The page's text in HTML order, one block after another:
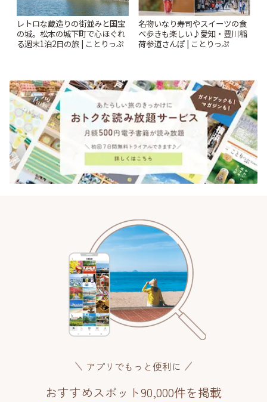
レトロな蔵造りの街並みと国宝
の城。松本の城下町で心ほぐれ
る週末1泊2日の旅 | ことりっぷ
名物いなり寿司やスイーツの食
べ歩きも楽しい♪愛知・豊川稲
荷参道さんぽ | ことりっぷ
アプリでもっと便利に
おすすめスポット90,000件を掲載